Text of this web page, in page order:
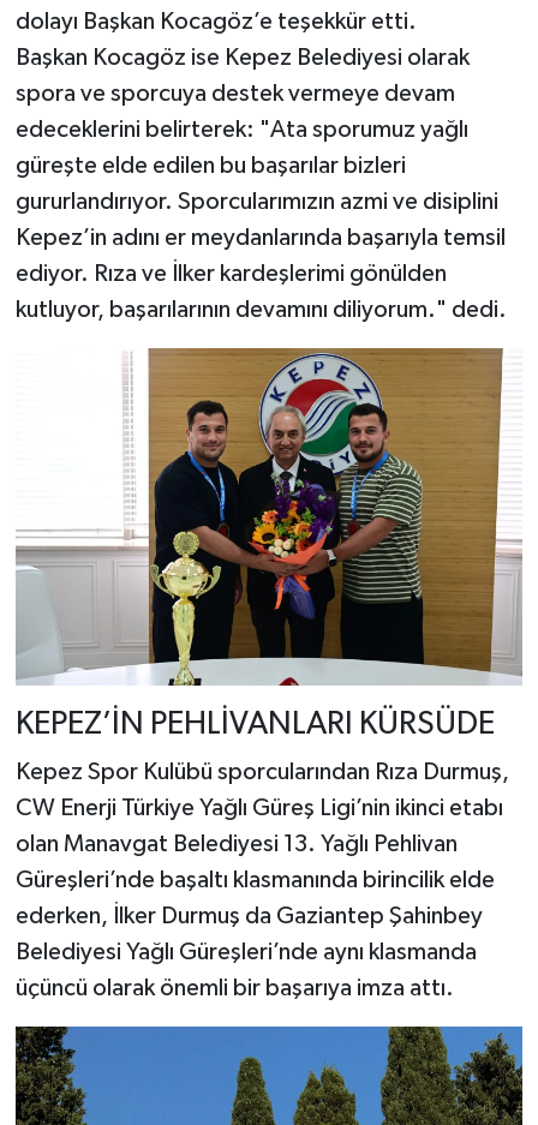
dolayı Başkan Kocagöz’e teşekkür etti.
​Başkan Kocagöz ise Kepez Belediyesi olarak
spora ve sporcuya destek vermeye devam
edeceklerini belirterek: "Ata sporumuz yağlı
güreşte elde edilen bu başarılar bizleri
gururlandırıyor. Sporcularımızın azmi ve disiplini
Kepez’in adını er meydanlarında başarıyla temsil
ediyor. Rıza ve İlker kardeşlerimi gönülden
kutluyor, başarılarının devamını diliyorum." dedi.
KEPEZ’İN PEHLİVANLARI KÜRSÜDE
​Kepez Spor Kulübü sporcularından Rıza Durmuş,
CW Enerji Türkiye Yağlı Güreş Ligi’nin ikinci etabı
olan Manavgat Belediyesi 13. Yağlı Pehlivan
Güreşleri’nde başaltı klasmanında birincilik elde
ederken, İlker Durmuş da Gaziantep Şahinbey
Belediyesi Yağlı Güreşleri’nde aynı klasmanda
üçüncü olarak önemli bir başarıya imza attı.